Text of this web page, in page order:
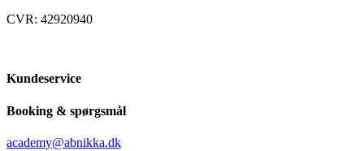
CVR: 42920940
Kundeservice
Booking & spørgsmål
academy@abnikka.dk